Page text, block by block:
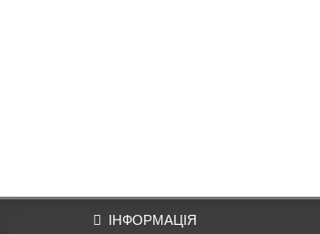
ІНФОРМАЦІЯ